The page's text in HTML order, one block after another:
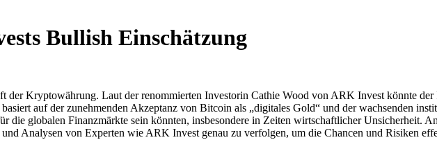
Bullish Einschätzung
der Kryptowährung. Laut der renommierten Investorin Cathie Wood von ARK Invest könnte
auf der zunehmenden Akzeptanz von Bitcoin als „digitales Gold“ und der wachsenden
die globalen Finanzmärkte sein könnten, insbesondere in Zeiten wirtschaftlicher Unsicherheit.
Analysen von Experten wie ARK Invest genau zu verfolgen, um die Chancen und Risiken